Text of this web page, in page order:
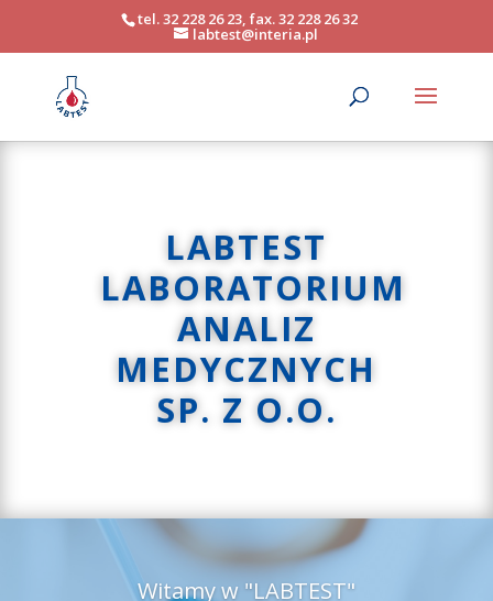
tel. 32 228 26 23, fax. 32 228 26 32
labtest@interia.pl
LABTEST
LABORATORIUM
ANALIZ
MEDYCZNYCH
SP. Z O.O.
Witamy w "LABTEST"